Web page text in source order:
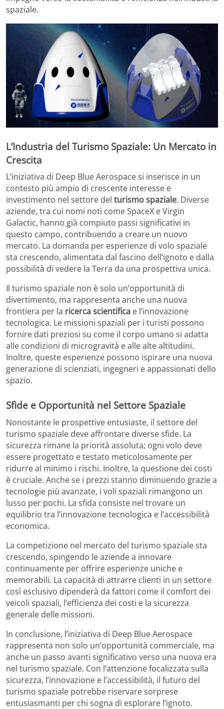
spaziale.
L’Industria del Turismo Spaziale: Un Mercato in
Crescita
L’iniziativa di Deep Blue Aerospace si inserisce in un
contesto più ampio di crescente interesse e
investimento nel settore del turismo spaziale. Diverse
aziende, tra cui nomi noti come SpaceX e Virgin
Galactic, hanno già compiuto passi significativi in
questo campo, contribuendo a creare un nuovo
mercato. La domanda per esperienze di volo spaziale
sta crescendo, alimentata dal fascino dell’ignoto e dalla
possibilità di vedere la Terra da una prospettiva unica.
Il turismo spaziale non è solo un’opportunità di
divertimento, ma rappresenta anche una nuova
frontiera per la ricerca scientifica e l’innovazione
tecnologica. Le missioni spaziali per i turisti possono
fornire dati preziosi su come il corpo umano si adatta
alle condizioni di microgravità e alle alte altitudini.
Inoltre, queste esperienze possono ispirare una nuova
generazione di scienziati, ingegneri e appassionati dello
spazio.
Sfide e Opportunità nel Settore Spaziale
Nonostante le prospettive entusiaste, il settore del
turismo spaziale deve affrontare diverse sfide. La
sicurezza rimane la priorità assoluta; ogni volo deve
essere progettato e testato meticolosamente per
ridurre al minimo i rischi. Inoltre, la questione dei costi
è cruciale. Anche se i prezzi stanno diminuendo grazie a
tecnologie più avanzate, i voli spaziali rimangono un
lusso per pochi. La sfida consiste nel trovare un
equilibrio tra l’innovazione tecnologica e l’accessibilità
economica.
La competizione nel mercato del turismo spaziale sta
crescendo, spingendo le aziende a innovare
continuamente per offrire esperienze uniche e
memorabili. La capacità di attrarre clienti in un settore
così esclusivo dipenderà da fattori come il comfort dei
veicoli spaziali, l’efficienza dei costi e la sicurezza
generale delle missioni.
In conclusione, l’iniziativa di Deep Blue Aerospace
rappresenta non solo un’opportunità commerciale, ma
anche un passo avanti significativo verso una nuova era
nel turismo spaziale. Con l’attenzione focalizzata sulla
sicurezza, l’innovazione e l’accessibilità, il futuro del
turismo spaziale potrebbe riservare sorprese
entusiasmanti per chi sogna di esplorare l’ignoto.